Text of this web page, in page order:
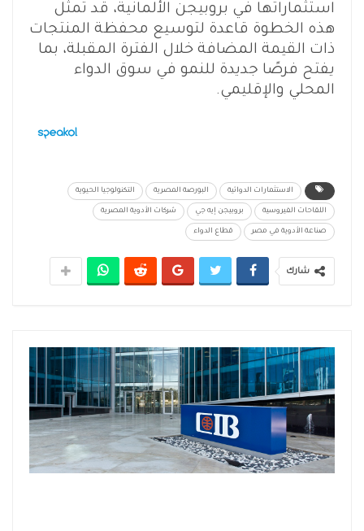
استثماراتها في بروبيجن الألمانية، قد تمثل
هذه الخطوة قاعدة لتوسيع محفظة المنتجات
ذات القيمة المضافة خلال الفترة المقبلة، بما
يفتح فرصًا جديدة للنمو في سوق الدواء
المحلي والإقليمي.
الاستثمارات الدوائية البورصة المصرية التكنولوجيا الحيوية
اللقاحات الفيروسية بروبيجن إيه جي شركات الأدوية المصرية
صناعة الأدوية في مصر قطاع الدواء
شارك